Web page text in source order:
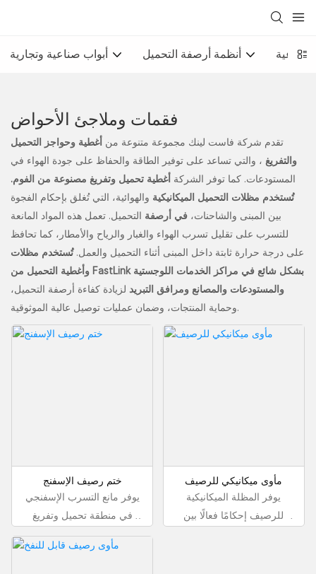
أبواب صناعية وتجارية أنظمة أرصفة التحميل
فقمات وملاجئ الأحواض
تقدم شركة فاست لينك مجموعة متنوعة من أغطية وحواجز التحميل
والتفريغ ، والتي تساعد على توفير الطاقة والحفاظ على جودة الهواء في
المستودعات. كما توفر الشركة أغطية تحميل وتفريغ مصنوعة من الفوم.
تُستخدم مظلات التحميل الميكانيكية والهوائية، التي تُغلق بإحكام الفجوة
بين المبنى والشاحنات، في أرصفة التحميل. تعمل هذه المواد المانعة
للتسرب على تقليل تسرب الهواء والغبار والرياح والأمطار، كما تحافظ
على درجة حرارة ثابتة داخل المبنى أثناء التحميل والعمل.تُستخدم مظلات
وأغطية التحميل من FastLink بشكل شائع في مراكز الخدمات اللوجستية
والمستودعات والمصانع ومرافق التبريد لزيادة كفاءة أرصفة التحميل،
وحماية المنتجات، وضمان عمليات توصيل عالية الموثوقية.
ختم رصيف الإسفنج
يوفر مانع التسرب الإسفنجي
في منطقة تحميل وتفريغ
المركبات إحكامًا فعالًا، مما
يمنع الرياح والأمطار والغبار
مأوى ميكانيكي للرصيف
يوفر المظلة الميكانيكية
للرصيف إحكامًا فعالًا بين